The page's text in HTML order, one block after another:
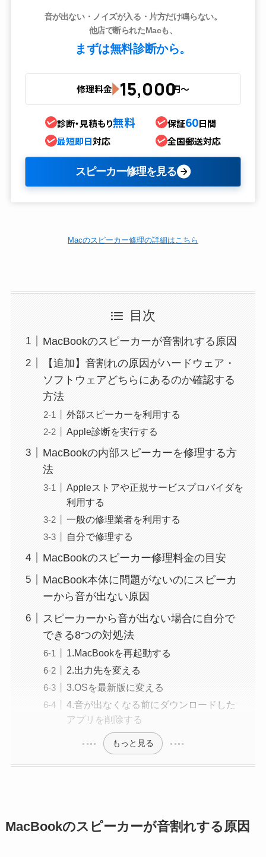
音が出ない・ノイズが入る・片方だけ鳴らない。
他店で断られたMacも、
まずは無料診断から。
修理料金 15,000円〜
診断・見積もり無料 保証60日間
最短即日対応 全国郵送対応
スピーカー修理を見る
Macのスピーカー修理の詳細はこちら
目次
MacBookのスピーカーが音割れする原因
【追加】音割れの原因がハードウェア・
ソフトウェアどちらにあるのか確認する
方法
外部スピーカーを利用する
Apple診断を実行する
MacBookの内部スピーカーを修理する方
法
Appleストアや正規サービスプロバイダを
利用する
一般の修理業者を利用する
自分で修理する
MacBookのスピーカー修理料金の目安
MacBook本体に問題がないのにスピーカ
ーから音が出ない原因
スピーカーから音が出ない場合に自分で
できる8つの対処法
1.MacBookを再起動する
2.出力先を変える
3.OSを最新版に変える
4.音が出なくなる前にダウンロードした
アプリを削除する
もっと見る
MacBookのスピーカーが音割れする原因